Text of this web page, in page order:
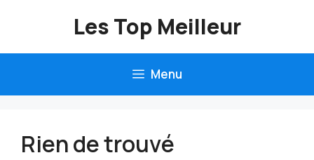
Les Top Meilleur
Menu
Rien de trouvé